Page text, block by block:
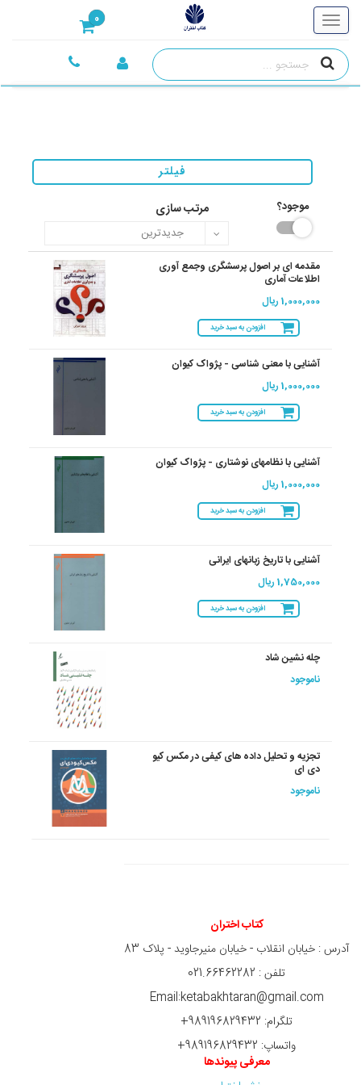
0
فیلتر
موجود؟ مرتب سازی
مقدمه ای بر اصول پرسشگری وجمع آوری
اطلاعات آماری
1,000,000 ریال
افزودن به سبد خرید
آشنایی با معنی شناسی - پژواک کیوان
1,000,000 ریال
افزودن به سبد خرید
آشنایی با نظامهای نوشتاری - پژواک کیوان
1,000,000 ریال
افزودن به سبد خرید
آشنایی با تاریخ زبانهای ایرانی
1,750,000 ریال
افزودن به سبد خرید
چله ‏نشین‏ شاد
ناموجود
تجزیه و تحلیل داده های کیفی در مکس کیو
دی ای
ناموجود
کتاب اختران
آدرس : خیابان انقلاب - خیابان منیرجاوید - پلاک 83
تلفن : 021.66462282
Email:ketabakhtaran@gmail.com
تلگرام: 989196829432+
واتساپ: 989196829432+
معرفی پیوندها